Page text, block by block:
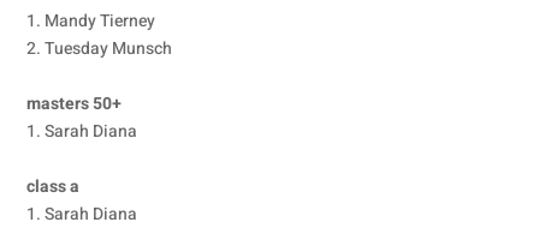
1. Mandy Tierney
2. Tuesday Munsch
masters 50+
1. Sarah Diana
class a
1. Sarah Diana